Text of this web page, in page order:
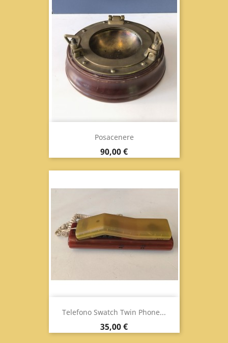
Posacenere
Prix
90,00 €
Telefono Swatch Twin Phone...
Prix
35,00 €